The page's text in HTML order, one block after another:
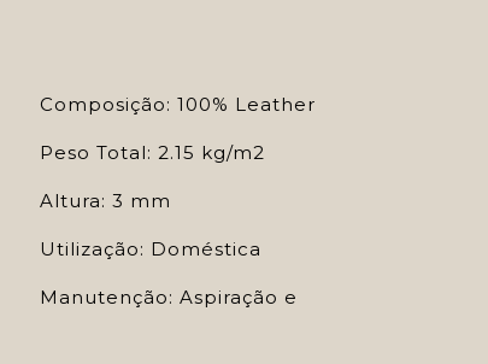
Composição: 100% Leather
Peso Total: 2.15 kg/m2
Altura: 3 mm
Utilização: Doméstica
Manutenção: Aspiração e